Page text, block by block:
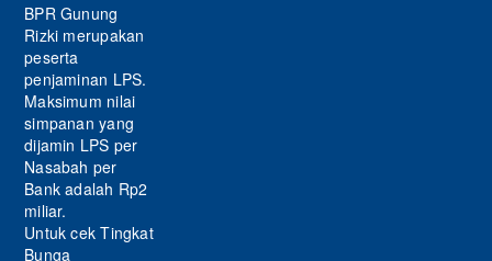
BPR Gunung
Rizki merupakan
peserta
penjaminan LPS.
Maksimum nilai
simpanan yang
dijamin LPS per
Nasabah per
Bank adalah Rp2
miliar.
Untuk cek Tingkat
Bunga